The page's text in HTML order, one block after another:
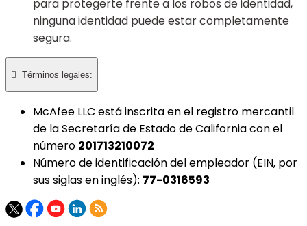
para protegerte frente a los robos de identidad,
ninguna identidad puede estar completamente
segura.
 Términos legales:​
McAfee LLC está inscrita en el registro mercantil
de la Secretaría de Estado de California con el
número 201713210072
Número de identificación del empleador (EIN, por
sus siglas en inglés): 77-0316593